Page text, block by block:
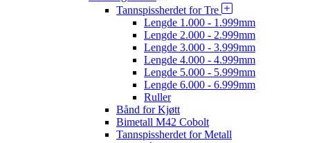
Tannspissherdet for Tre
Lengde 1.000 - 1.999mm
Lengde 2.000 - 2.999mm
Lengde 3.000 - 3.999mm
Lengde 4.000 - 4.999mm
Lengde 5.000 - 5.999mm
Lengde 6.000 - 6.999mm
Ruller
Bånd for Kjøtt
Bimetall M42 Cobolt
Tannspissherdet for Metall